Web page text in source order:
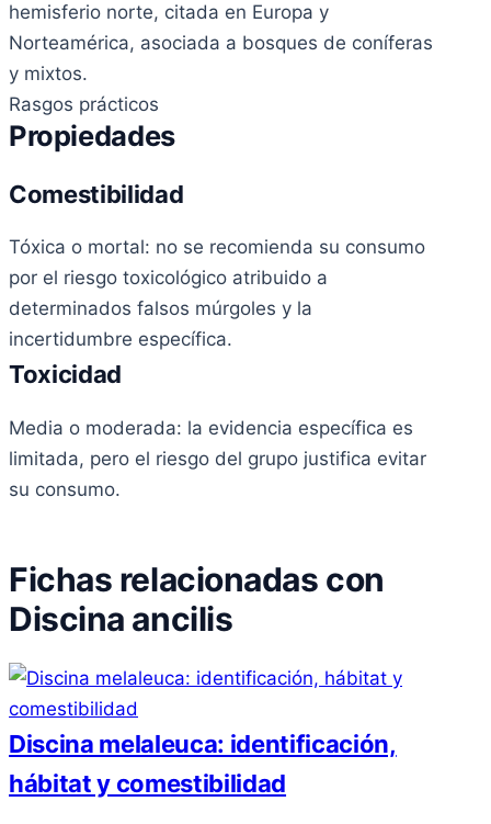
hemisferio norte, citada en Europa y
Norteamérica, asociada a bosques de coníferas
y mixtos.
Rasgos prácticos
Propiedades
Comestibilidad
Tóxica o mortal: no se recomienda su consumo
por el riesgo toxicológico atribuido a
determinados falsos múrgoles y la
incertidumbre específica.
Toxicidad
Media o moderada: la evidencia específica es
limitada, pero el riesgo del grupo justifica evitar
su consumo.
Fichas relacionadas con
Discina ancilis
Discina melaleuca: identificación,
hábitat y comestibilidad